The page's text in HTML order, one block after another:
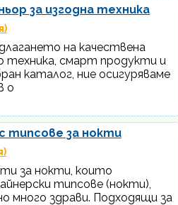
за изгодна техника
на качествена
техника, смарт продукти и
каталог, ние осигуряваме
о
типсове за нокти
за нокти, които
типсове (нокти),
много здрави. Подходящи за